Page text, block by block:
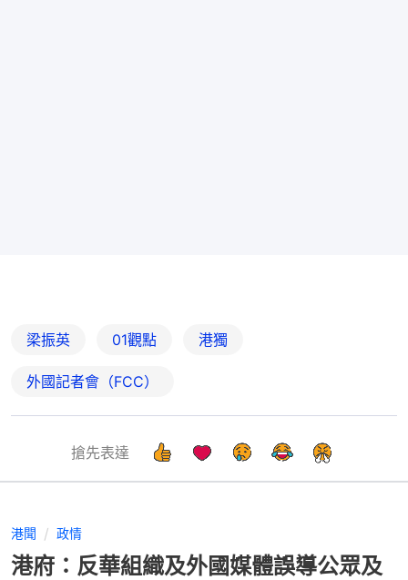
梁振英 01觀點 港獨
外國記者會（FCC）
搶先表達
港聞 政情
港府：反華組織及外國媒體誤導公眾及